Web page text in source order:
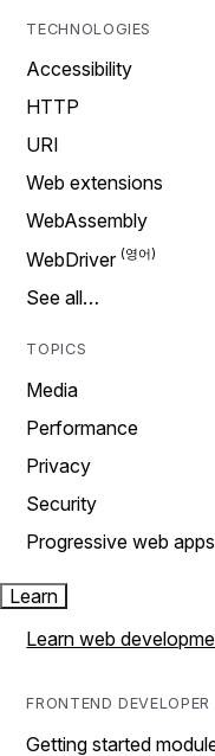
TECHNOLOGIES
Accessibility
HTTP
URI
Web extensions
WebAssembly
WebDriver
See all…
TOPICS
Media
Performance
Privacy
Security
Progressive web apps
Learn
Learn web
FRONTEND DEVELOPER
Getting started